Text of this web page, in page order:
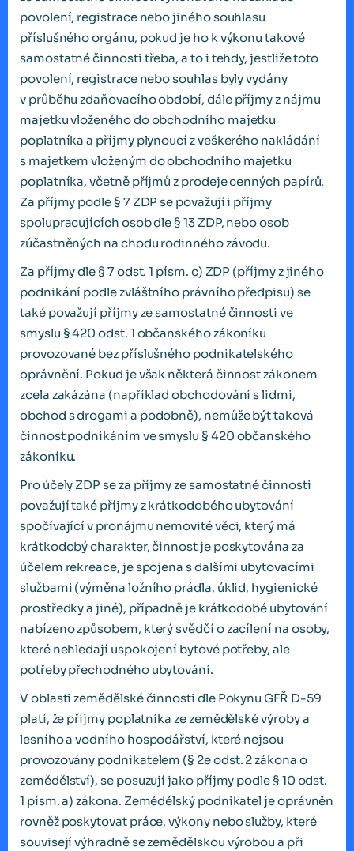
povolení, registrace nebo jiného souhlasu
příslušného orgánu, pokud je ho k výkonu takové
samostatné činnosti třeba, a to i tehdy, jestliže toto
povolení, registrace nebo souhlas byly vydány
v průběhu zdaňovacího období, dále příjmy z nájmu
majetku vloženého do obchodního majetku
poplatníka a příjmy plynoucí z veškerého nakládání
s majetkem vloženým do obchodního majetku
poplatníka, včetně příjmů z prodeje cenných papírů.
Za příjmy podle § 7 ZDP se považují i příjmy
spolupracujících osob dle § 13 ZDP, nebo osob
zúčastněných na chodu rodinného závodu.
Za příjmy dle § 7 odst. 1 písm. c) ZDP (příjmy z jiného
podnikání podle zvláštního právního předpisu) se
také považují příjmy ze samostatné činnosti ve
smyslu § 420 odst. 1 občanského zákoníku
provozované bez příslušného podnikatelského
oprávnění. Pokud je však některá činnost zákonem
zcela zakázána (například obchodování s lidmi,
obchod s drogami a podobně), nemůže být taková
činnost podnikáním ve smyslu § 420 občanského
zákoníku.
Pro účely ZDP se za příjmy ze samostatné činnosti
považují také příjmy z krátkodobého ubytování
spočívající v pronájmu nemovité věci, který má
krátkodobý charakter, činnost je poskytována za
účelem rekreace, je spojena s dalšími ubytovacími
službami (výměna ložního prádla, úklid, hygienické
prostředky a jiné), případně je krátkodobé ubytování
nabízeno způsobem, který svědčí o zacílení na osoby,
které nehledají uspokojení bytové potřeby, ale
potřeby přechodného ubytování.
V oblasti zemědělské činnosti dle Pokynu GFŘ D-59
platí, že příjmy poplatníka ze zemědělské výroby a
lesního a vodního hospodářství, které nejsou
provozovány podnikatelem (§ 2e odst. 2 zákona o
zemědělství), se posuzují jako příjmy podle § 10 odst.
1 písm. a) zákona. Zemědělský podnikatel je oprávněn
rovněž poskytovat práce, výkony nebo služby, které
souvisejí výhradně se zemědělskou výrobou a při